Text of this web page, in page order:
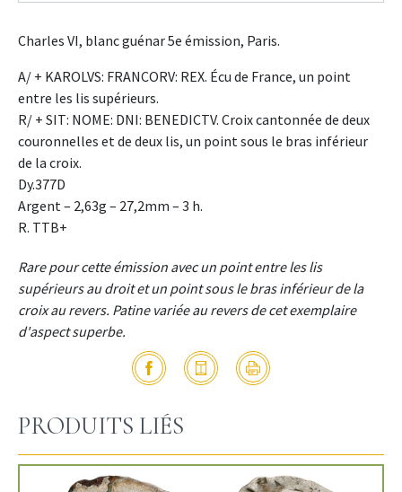
Charles VI, blanc guénar 5e émission, Paris.
A/ + KAROLVS: FRANCORV: REX. Écu de France, un point
entre les lis supérieurs.
R/ + SIT: NOME: DNI: BENEDICTV. Croix cantonnée de deux
couronnelles et de deux lis, un point sous le bras inférieur
de la croix.
Dy.377D
Argent – 2,63g – 27,2mm – 3 h.
R. TTB+
Rare pour cette émission avec un point entre les lis
supérieurs au droit et un point sous le bras inférieur de la
croix au revers. Patine variée au revers de cet exemplaire
d'aspect superbe.
PRODUITS LIÉS